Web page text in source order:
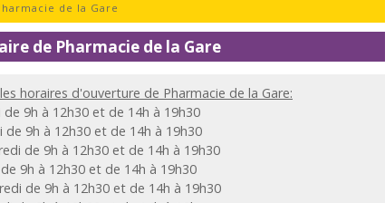
de la Gare
de Pharmacie de la Gare
horaires d'ouverture de Pharmacie de la Gare:
de 9h à 12h30 et de 14h à 19h30
de 9h à 12h30 et de 14h à 19h30
de 9h à 12h30 et de 14h à 19h30
de 9h à 12h30 et de 14h à 19h30
de 9h à 12h30 et de 14h à 19h30